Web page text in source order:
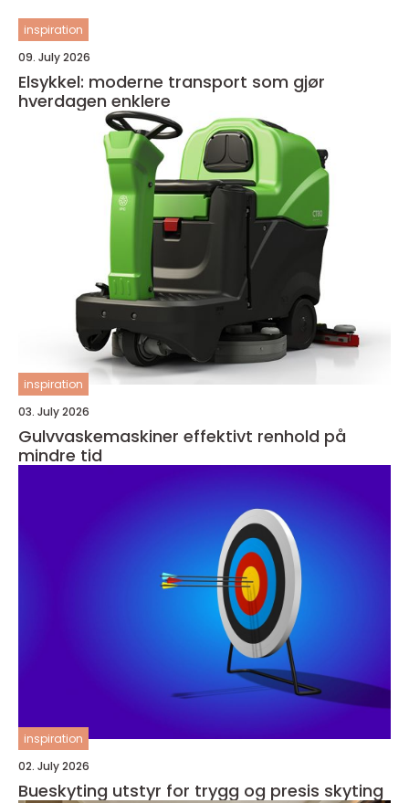
inspiration
09. July 2026
Elsykkel: moderne transport som gjør
hverdagen enklere
inspiration
03. July 2026
Gulvvaskemaskiner effektivt renhold på
mindre tid
inspiration
02. July 2026
Bueskyting utstyr for trygg og presis skyting